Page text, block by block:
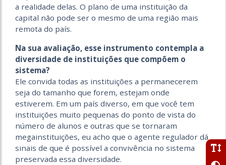
a realidade delas. O plano de uma instituição da
capital não pode ser o mesmo de uma região mais
remota do país.
Na sua avaliação, esse instrumento contempla a
diversidade de instituições que compõem o
sistema?
Ele convida todas as instituições a permanecerem
seja do tamanho que forem, estejam onde
estiverem. Em um país diverso, em que você tem
instituições muito pequenas do ponto de vista do
número de alunos e outras que se tornaram
megainstituições, eu acho que o agente regulador dá
sinais de que é possível a convivência no sistema
preservada essa diversidade.